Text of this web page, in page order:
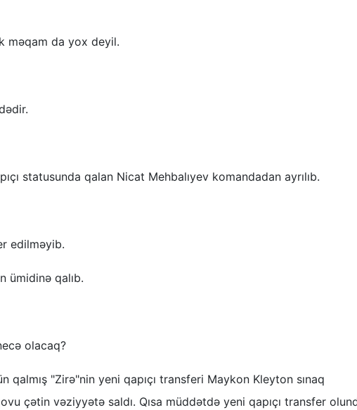
məqam da yox deyil.
statusunda qalan Nicat Mehbalıyev komandadan ayrılıb.
edilməyib.
ümidinə qalıb.
olacaq?
"Zirə"nin yeni qapıçı transferi Maykon Kleyton sınaq
çətin vəziyyətə saldı. Qısa müddətdə yeni qapıçı transfer